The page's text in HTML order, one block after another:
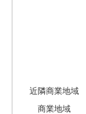
近隣商業地域
商業地域